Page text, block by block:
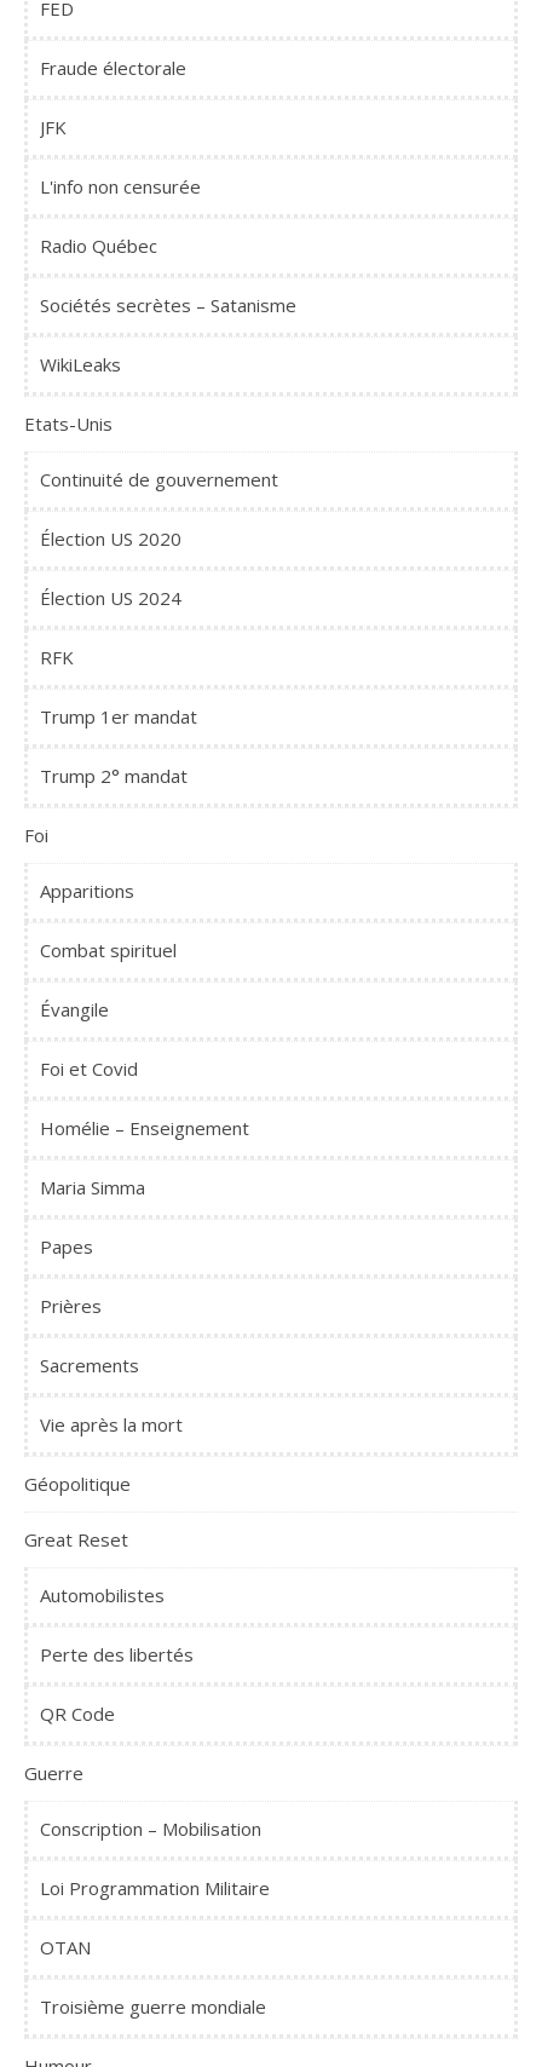
FED
Fraude électorale
JFK
L'info non censurée
Radio Québec
Sociétés secrètes – Satanisme
WikiLeaks
Etats-Unis
Continuité de gouvernement
Élection US 2020
Élection US 2024
RFK
Trump 1er mandat
Trump 2° mandat
Foi
Apparitions
Combat spirituel
Évangile
Foi et Covid
Homélie – Enseignement
Maria Simma
Papes
Prières
Sacrements
Vie après la mort
Géopolitique
Great Reset
Automobilistes
Perte des libertés
QR Code
Guerre
Conscription – Mobilisation
Loi Programmation Militaire
OTAN
Troisième guerre mondiale